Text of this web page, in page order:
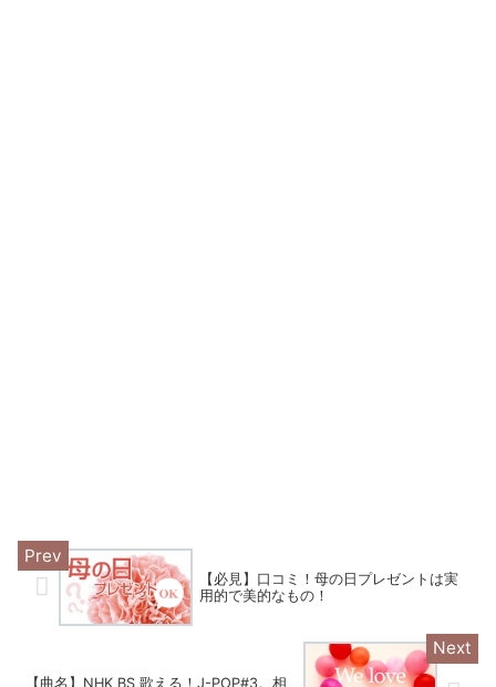
【必見】口コミ！母の日プレゼントは実
用的で美的なもの！
【曲名】NHK BS 歌える！J-POP#3。相